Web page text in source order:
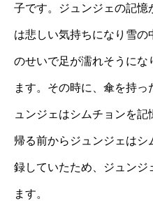
子です。ジュンジェの記憶
は悲しい気持ちになり雪
のせいで足が濡れそうにな
ます。その時に、傘を持
ュンジェはシムチョンを
帰る前からジュンジェは
録していたため、ジュンジ
ます。